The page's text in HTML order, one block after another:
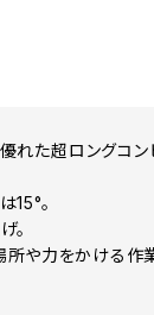
れた超ロングコン
15°。
。
や力をかける作